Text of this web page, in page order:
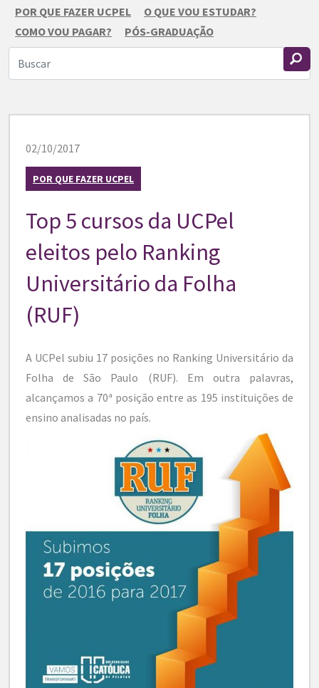
POR QUE FAZER UCPEL
O QUE VOU ESTUDAR?
COMO VOU PAGAR?
PÓS-GRADUAÇÃO
02/10/2017
POR QUE FAZER UCPEL
Top 5 cursos da UCPel
eleitos pelo Ranking
Universitário da Folha
(RUF)
A UCPel subiu 17 posições no Ranking Universitário da
Folha de São Paulo (RUF). Em outra palavras,
alcançamos a 70ª posição entre as 195 instituições de
ensino analisadas no país.